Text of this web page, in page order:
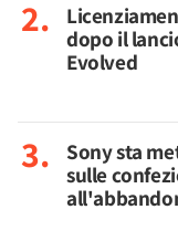
dopo il
Evolved
Sony sta
sulle